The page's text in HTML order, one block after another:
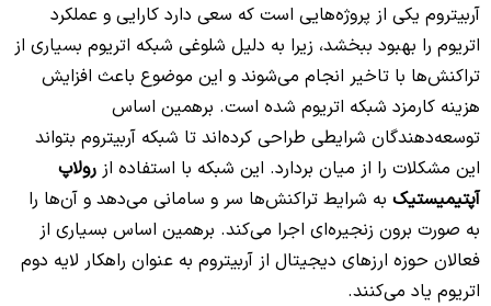
آربیتروم یکی از پروژه‌هایی است که سعی دارد کارایی و عملکرد
اتریوم را بهبود ببخشد، زیرا به دلیل شلوغی شبکه اتریوم بسیاری از
تراکنش‌ها با تاخیر انجام می‌شوند و این موضوع باعث افزایش
هزینه کارمزد شبکه اتریوم شده است. برهمین اساس
توسعه‌دهندگان شرایطی طراحی کرده‌اند تا شبکه آربیتروم بتواند
این مشکلات را از میان بردارد. این شبکه با استفاده از رولاپ
آپتیمیستیک به شرایط تراکنش‌ها سر و سامانی می‌دهد و آن‌ها را
به صورت برون زنجیره‌ای اجرا می‌کند. برهمین اساس بسیاری از
فعالان حوزه ارزهای دیجیتال از آربیتروم به عنوان راهکار لایه دوم
اتریوم یاد می‌کنند.